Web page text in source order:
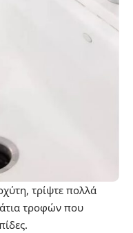
τρίψτε πολλά
τροφών που